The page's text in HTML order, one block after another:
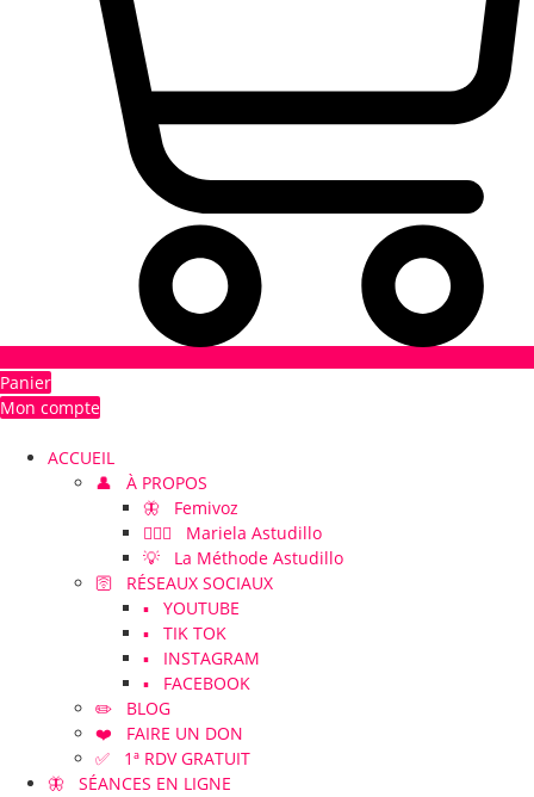
Panier
Mon compte
ACCUEIL
👤 À PROPOS
🦋 Femivoz
👱🏻‍♀️ Mariela Astudillo
💡 La Méthode Astudillo
🛜 RÉSEAUX SOCIAUX
▪️ YOUTUBE
▪️ TIK TOK
▪️ INSTAGRAM
▪️ FACEBOOK
✏️ BLOG
❤️ FAIRE UN DON
✅ 1ª RDV GRATUIT
🦋 SÉANCES EN LIGNE